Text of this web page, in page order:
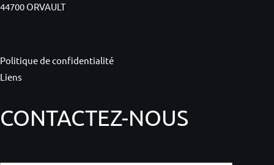
44700 ORVAULT
Politique de confidentialité
Liens
CONTACTEZ-NOUS